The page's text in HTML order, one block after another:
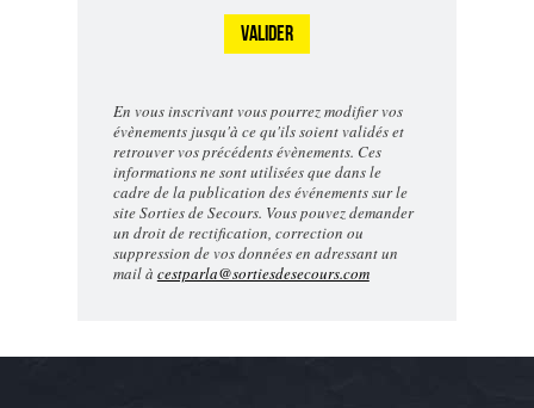
VALIDER
En vous inscrivant vous pourrez modifier vos
évènements jusqu'à ce qu'ils soient validés et
retrouver vos précédents évènements. Ces
informations ne sont utilisées que dans le
cadre de la publication des événements sur le
site Sorties de Secours. Vous pouvez demander
un droit de rectification, correction ou
suppression de vos données en adressant un
mail à cestparla@sortiesdesecours.com